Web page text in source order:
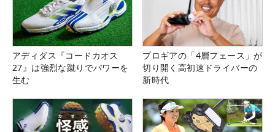
アディダス『コードカオス
27』は強烈な蹴りでパワーを
生む
プロギアの「4層フェース」が
切り開く高初速ドライバーの
新時代